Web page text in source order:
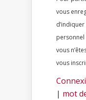
vous
personnel qui
vous
vous
| mot